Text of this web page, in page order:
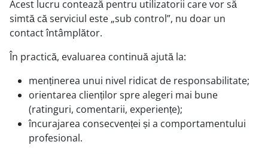
Acest lucru contează pentru utilizatorii care vor să
simtă că serviciul este „sub control”, nu doar un
contact întâmplător.
În practică, evaluarea continuă ajută la:
menținerea unui nivel ridicat de responsabilitate;
orientarea clienților spre alegeri mai bune
(ratinguri, comentarii, experiențe);
încurajarea consecvenței și a comportamentului
profesional.